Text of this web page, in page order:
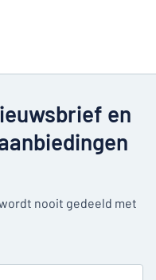
en
nooit gedeeld met